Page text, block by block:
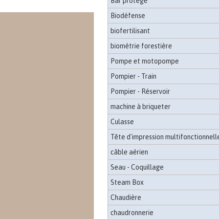
Biodéfense
biofertilisant
biométrie forestière
Pompe et motopompe
Pompier - Train
Pompier - Réservoir
machine à briqueter
Culasse
Tête d'impression
câble aérien
Seau - Coquillage
Steam Box
Chaudière
chaudronnerie